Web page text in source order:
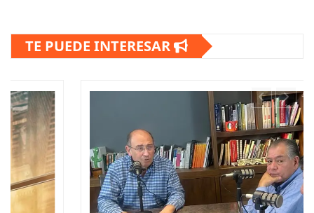
TE PUEDE INTERESAR